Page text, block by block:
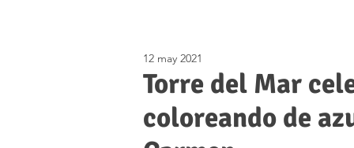
Torre del Mar
coloreando de
12 may 2021